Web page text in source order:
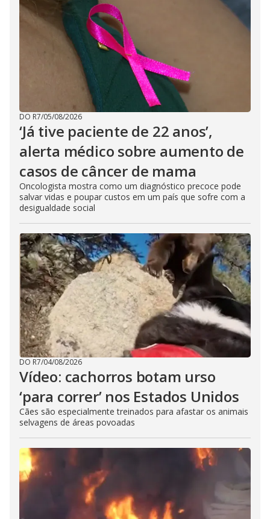
DO R7/05/08/2026
‘Já tive paciente de 22 anos’,
alerta médico sobre aumento de
casos de câncer de mama
Oncologista mostra como um diagnóstico precoce pode
salvar vidas e poupar custos em um país que sofre com a
desigualdade social
DO R7/04/08/2026
Vídeo: cachorros botam urso
‘para correr’ nos Estados Unidos
Cães são especialmente treinados para afastar os animais
selvagens de áreas povoadas